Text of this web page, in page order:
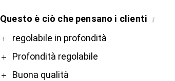
Questo è ciò che pensano i clienti i
Proregolabile in profondità
Profondità regolabile
Buona qualità